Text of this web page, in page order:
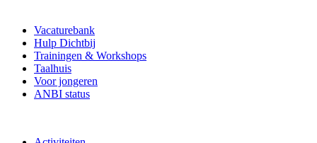
Vacaturebank
Hulp Dichtbij
Trainingen & Workshops
Taalhuis
Voor jongeren
ANBI status